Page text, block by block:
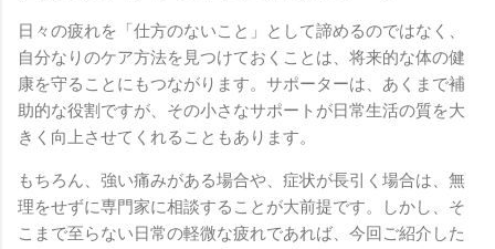
日々の疲れを「仕方のないこと」として諦めるのではなく、
自分なりのケア方法を見つけておくことは、将来的な体の健
康を守ることにもつながります。サポーターは、あくまで補
助的な役割ですが、その小さなサポートが日常生活の質を大
きく向上させてくれることもあります。
もちろん、強い痛みがある場合や、症状が長引く場合は、無
理をせずに専門家に相談することが大前提です。しかし、そ
こまで至らない日常の軽微な疲れであれば、今回ご紹介した